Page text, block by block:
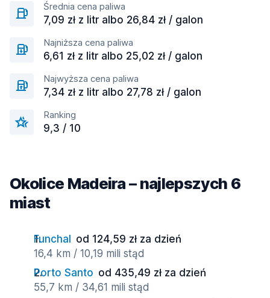
Średnia cena paliwa
7,09 zł z litr albo 26,84 zł / galon
Najniższa cena paliwa
6,61 zł z litr albo 25,02 zł / galon
Najwyższa cena paliwa
7,34 zł z litr albo 27,78 zł / galon
Ranking
9,3 / 10
Okolice Madeira – najlepszych 6
miast
Funchal
od 124,59 zł za dzień
16,4 km / 10,19 mili stąd
Porto Santo od 435,49 zł za dzień
55,7 km / 34,61 mili stąd